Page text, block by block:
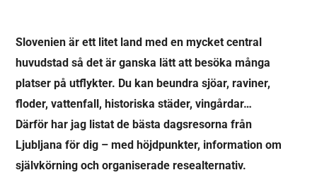
Slovenien är ett litet land med en mycket central
huvudstad så det är ganska lätt att besöka många
platser på utflykter. Du kan beundra sjöar, raviner,
floder, vattenfall, historiska städer, vingårdar…
Därför har jag listat de bästa dagsresorna från
Ljubljana för dig – med höjdpunkter, information om
självkörning och organiserade resealternativ.